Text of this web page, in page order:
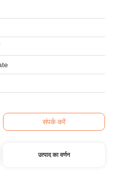
संपर्क करें
उत्पाद का वर्णन